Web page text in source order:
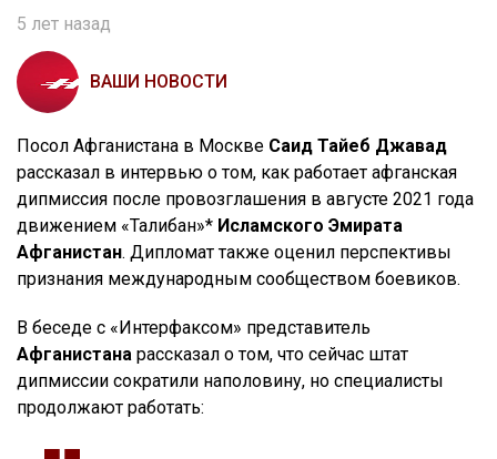
5 лет назад
ВАШИ НОВОСТИ
Посол Афганистана в Москве Саид Тайеб Джавад
рассказал в интервью о том, как работает афганская
дипмиссия после провозглашения в августе 2021 года
движением «Талибан»* Исламского Эмирата
Афганистан. Дипломат также оценил перспективы
признания международным сообществом боевиков.
В беседе с «Интерфаксом» представитель
Афганистана рассказал о том, что сейчас штат
дипмиссии сократили наполовину, но специалисты
продолжают работать: